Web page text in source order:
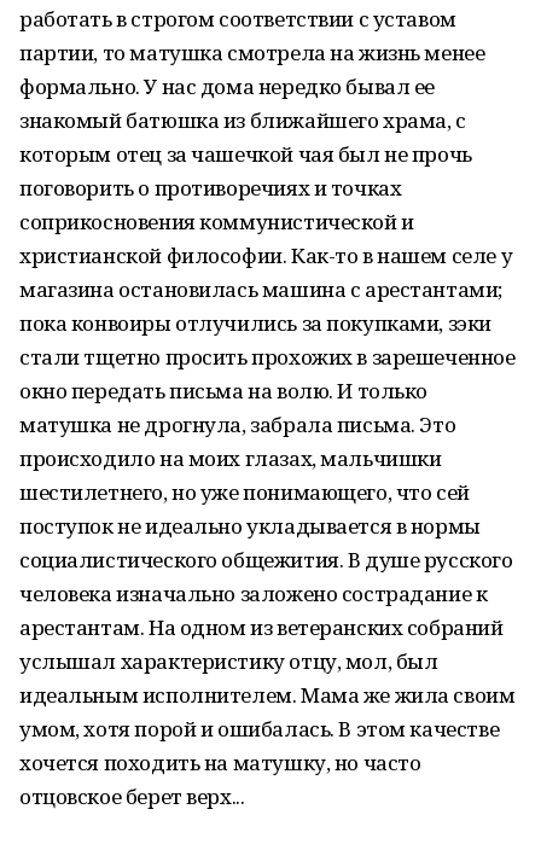
работать в строгом соответствии с уставом
партии, то матушка смотрела на жизнь менее
формально. У нас дома нередко бывал ее
знакомый батюшка из ближайшего храма, с
которым отец за чашечкой чая был не прочь
поговорить о противоречиях и точках
соприкосновения коммунистической и
христианской философии. Как-то в нашем селе у
магазина остановилась машина с арестантами;
пока конвоиры отлучились за покупками, зэки
стали тщетно просить прохожих в зарешеченное
окно передать письма на волю. И только
матушка не дрогнула, забрала письма. Это
происходило на моих глазах, мальчишки
шестилетнего, но уже понимающего, что сей
поступок не идеально укладывается в нормы
социалистического общежития. В душе русского
человека изначально заложено сострадание к
арестантам. На одном из ветеранских собраний
услышал характеристику отцу, мол, был
идеальным исполнителем. Мама же жила своим
умом, хотя порой и ошибалась. В этом качестве
хочется походить на матушку, но часто
отцовское берет верх...